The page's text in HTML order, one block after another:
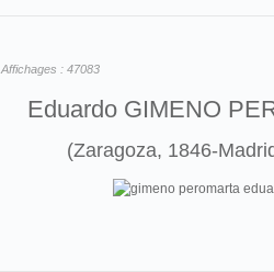
Affichages : 47083
Eduardo GIMENO
(Zaragoza, 1846-